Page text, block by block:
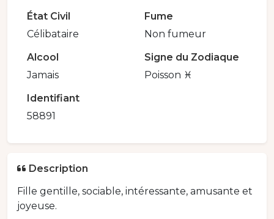
État Civil
Célibataire
Fume
Non fumeur
Alcool
Jamais
Signe du Zodiaque
Poisson ♓️
Identifiant
58891
Description
Fille gentille, sociable, intéressante, amusante et
joyeuse.